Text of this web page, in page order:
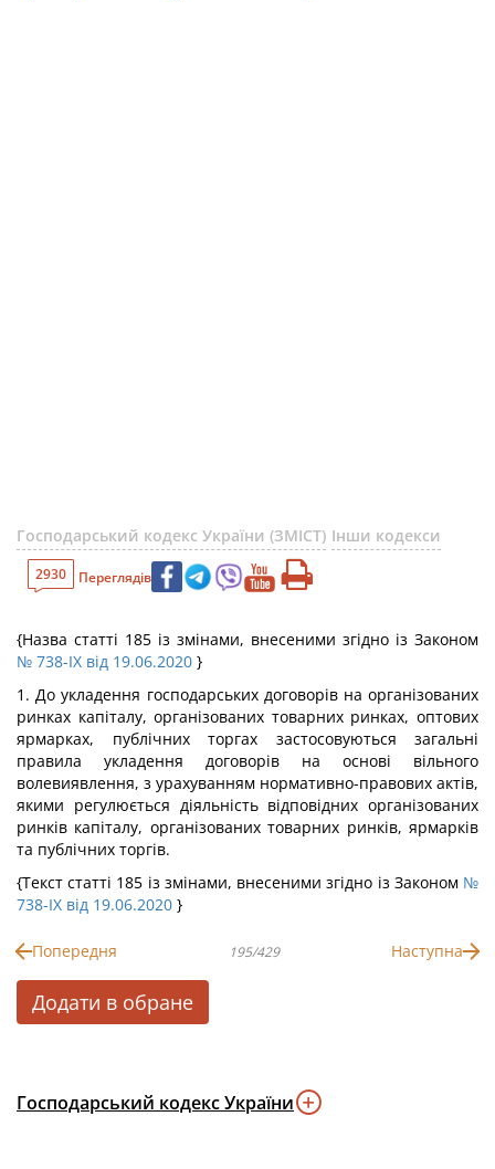
Господарський кодекс України (ЗМІСТ) Інши кодекси
2930 Переглядів
{Назва статті 185 із змінами, внесеними згідно із Законом
№ 738-IX від 19.06.2020 }
1. До укладення господарських договорів на організованих
ринках капіталу, організованих товарних ринках, оптових
ярмарках, публічних торгах застосовуються загальні
правила укладення договорів на основі вільного
волевиявлення, з урахуванням нормативно-правових актів,
якими регулюється діяльність відповідних організованих
ринків капіталу, організованих товарних ринків, ярмарків
та публічних торгів.
{Текст статті 185 із змінами, внесеними згідно із Законом №
738-IX від 19.06.2020 }
Попередня 195/429 Наступна
Додати в обране
Господарський кодекс України